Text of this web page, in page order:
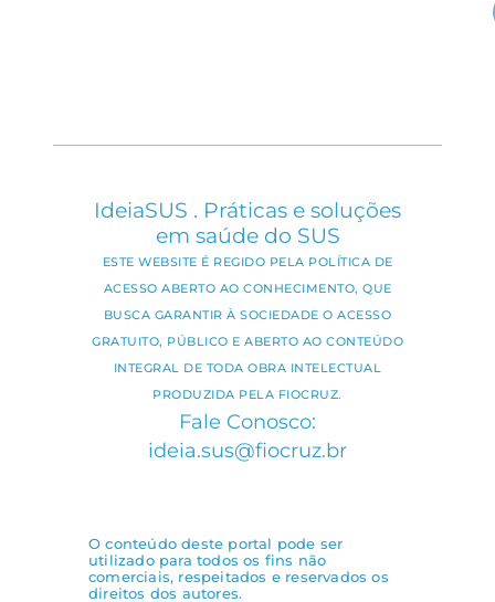
IdeiaSUS . Práticas e soluções
em saúde do SUS
ESTE WEBSITE É REGIDO PELA POLÍTICA DE
ACESSO ABERTO AO CONHECIMENTO, QUE
BUSCA GARANTIR À SOCIEDADE O ACESSO
GRATUITO, PÚBLICO E ABERTO AO CONTEÚDO
INTEGRAL DE TODA OBRA INTELECTUAL
PRODUZIDA PELA FIOCRUZ.
Fale Conosco:
ideia.sus@fiocruz.br
O conteúdo deste portal pode ser
utilizado para todos os fins não
comerciais, respeitados e reservados os
direitos dos autores.